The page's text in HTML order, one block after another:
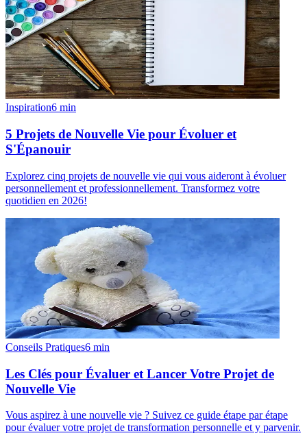
Inspiration6 min
5 Projets de Nouvelle Vie pour Évoluer et
S'Épanouir
Explorez cinq projets de nouvelle vie qui vous aideront à évoluer
personnellement et professionnellement. Transformez votre
quotidien en 2026!
Conseils Pratiques6 min
Les Clés pour Évaluer et Lancer Votre Projet de
Nouvelle Vie
Vous aspirez à une nouvelle vie ? Suivez ce guide étape par étape
pour évaluer votre projet de transformation personnelle et y parvenir.